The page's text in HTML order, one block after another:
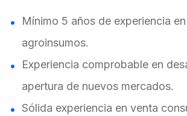
Mínimo 5 años de experiencia
agroinsumos.
Experiencia comprobable en
apertura de nuevos mercados.
Sólida experiencia en venta